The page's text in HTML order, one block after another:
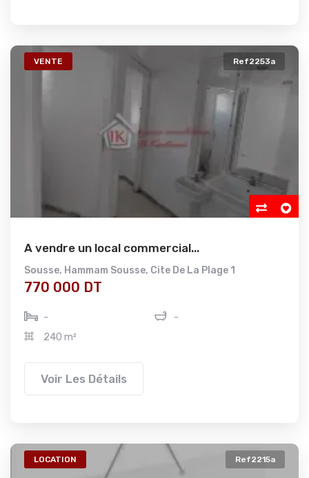
VENTE Ref2253a
A vendre un local commercial...
Sousse, Hammam Sousse, Cite De La Plage 1
770 000 DT
-
-
240 m²
Voir Les Détails
LOCATION Ref2215a